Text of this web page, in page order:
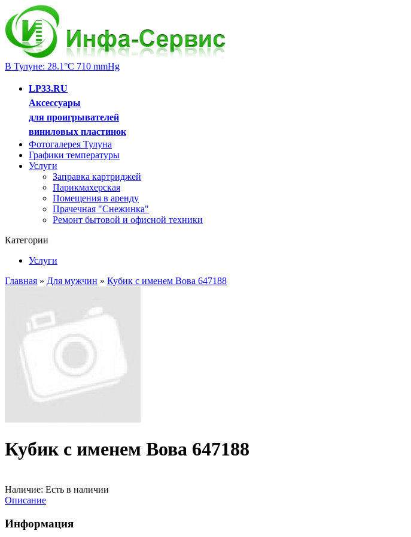
В Тулуне: 28.1°C 710 mmHg
LP33.RU
Аксессуары
для проигрывателей
виниловых пластинок
Фотогалерея Тулуна
Графики температуры
Услуги
Заправка картриджей
Парикмахерская
Помещения в аренду
Прачечная "Снежинка"
Ремонт бытовой и офисной техники
Категории
Услуги
Главная » Для мужчин » Кубик с именем Вова 647188
Кубик с именем Вова 647188
Наличие: Есть в наличии
Описание
Информация